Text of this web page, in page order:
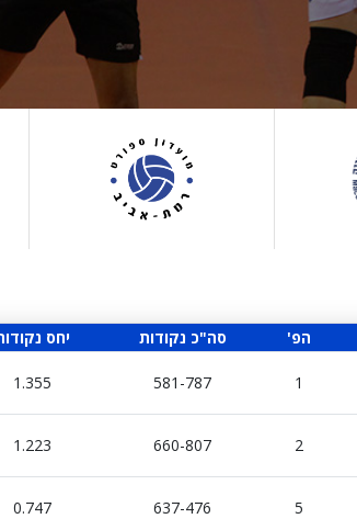
יחס סה"כ נקודות 'הפ
1.355 581-787 1
1.223 660-807 2
0.747 637-476 5